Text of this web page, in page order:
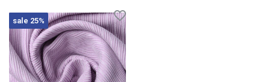
sale 25%